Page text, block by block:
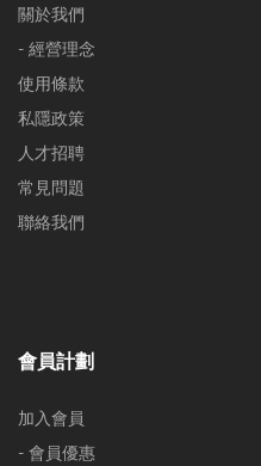
關於我們
- 經營理念
使用條款
私隱政策
人才招聘
常見問題
聯絡我們
會員計劃
加入會員
- 會員優惠